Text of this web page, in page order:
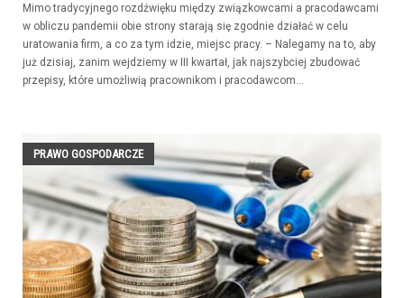
Mimo tradycyjnego rozdźwięku między związkowcami a pracodawcami
w obliczu pandemii obie strony starają się zgodnie działać w celu
uratowania firm, a co za tym idzie, miejsc pracy. – Nalegamy na to, aby
już dzisiaj, zanim wejdziemy w III kwartał, jak najszybciej zbudować
przepisy, które umożliwią pracownikom i pracodawcom...
PRAWO GOSPODARCZE